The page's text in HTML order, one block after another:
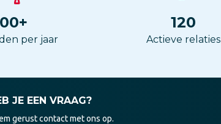
+
per jaar
120
Actieve relaties
JE EEN VRAAG?
gerust contact met ons op.